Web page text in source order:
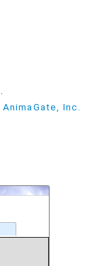
AnimaGate, Inc.